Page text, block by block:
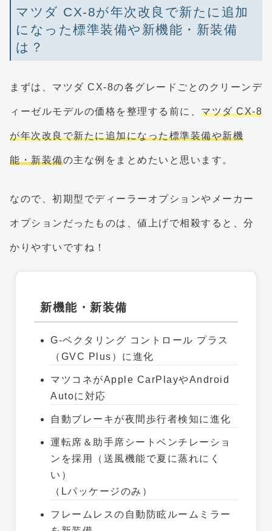
マツダ CX-8が年次改良で新たに追加
になった標準装備や新機能・新装備
は？
まずは、マツダ CX-8の各グレードごとのクリーンデ
ィーゼルモデルの価格を整理する前に、 マツダ CX-8
が年次改良で新たに追加になった標準装備や新機
能・新装備の主な例をまとめたいと思います。
なので、初期型でディーラーオプションやメーカー
オプションだったものは、値上げで相殺すると、分
かりやすいですね！
新機能・新装備
G-ベクタリング コントロール プラス
（GVC Plus）に進化
マツコネがApple CarPlayやAndroid
Autoに対応
自動ブレーキが夜間歩行者検知に進化
運転席＆助手席シートベンチレーショ
ンを採用（送風機能で夏に蒸れにく
い）
（Lパッケージのみ）
フレームレスの自動防眩ルームミラー